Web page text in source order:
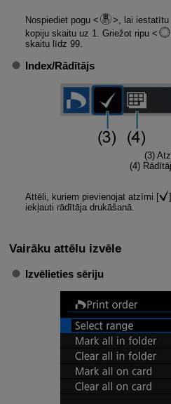
Nospiediet pogu
, lai iestatītu
kopiju skaitu uz 1. Griežot ripu
skaitu līdz 99.
Index/Rādītājs
(3)
(4)
Attēli, kuriem pievienojat atzīmi [
iekļauti rādītāja drukāšanā.
Vairāku attēlu izvēle
Izvēlieties sēriju